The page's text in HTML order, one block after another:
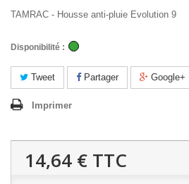
TAMRAC - Housse anti-pluie Evolution 9
Disponibilité :
Tweet Partager Google+
Imprimer
14,64 € TTC